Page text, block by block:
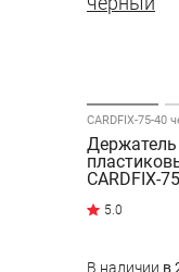
CARDFIX-75-40
CARDFIX-
черный
В наличии в